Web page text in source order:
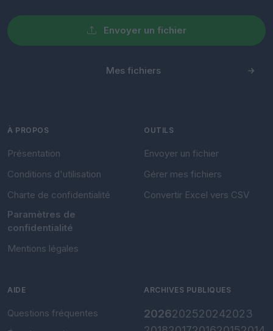
Envoyer un fichier
Mes fichiers
À PROPOS
Présentation
Conditions d'utilisation
Charte de confidentialité
Paramètres de
confidentialité
Mentions légales
OUTILS
Envoyer un fichier
Gérer mes fichiers
Convertir Excel vers CSV
AIDE
Questions fréquentes
ARCHIVES PUBLIQUES
2026202520242023